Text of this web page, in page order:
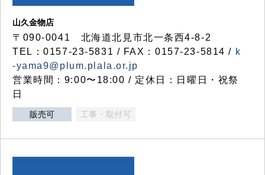
山久金物店
〒090-0041 北海道北見市北一条西4-8-2
TEL：0157-23-5831 / FAX：0157-23-5814 / k
-yama9@plum.plala.or.jp
営業時間：9:00〜18:00 / 定休日：日曜日・祝祭
日
販売可 工事・取付可